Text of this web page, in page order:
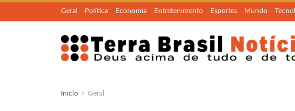
Geral Política Economia Entretenimento Esportes Mundo
Início Geral